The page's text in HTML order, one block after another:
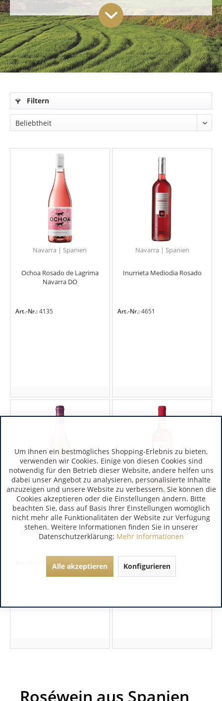
Filtern
Navarra | Spanien
Ochoa Rosado de Lagrima
Navarra DO
Art.-Nr.:4135
Navarra | Spanien
Inurrieta Mediodia Rosado
Art.-Nr.:4651
Somontano | Spanien
Bodega Pirineos "3404"
Rosado - Tempranillo und...
667102
Mallorca | Spanien
Macia Batle Rosado
Binissalem Mallorca DO
Art.-Nr.: 6371
Roséwein aus Spanien
Um Ihnen ein bestmögliches Shopping-Erlebnis zu bieten,
verwenden wir Cookies. Einige von diesen Cookies sind
notwendig für den Betrieb dieser Website, andere helfen uns
dabei unser Angebot zu analysieren, personalisierte Inhalte
anzuzeigen und unsere Website zu verbessern. Sie können die
Cookies akzeptieren oder die Einstellungen ändern. Bitte
beachten Sie, dass auf Basis Ihrer Einstellungen womöglich
nicht mehr alle Funktionalitäten der Website zur Verfügung
stehen. Weitere Informationen finden Sie in unserer
Datenschutzerklärung: Mehr Informationen
Alle akzeptieren Konfigurieren